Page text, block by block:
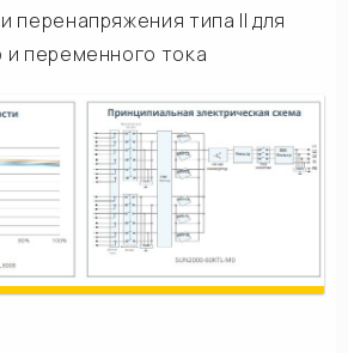
перенапряжения типа II для
и переменного тока